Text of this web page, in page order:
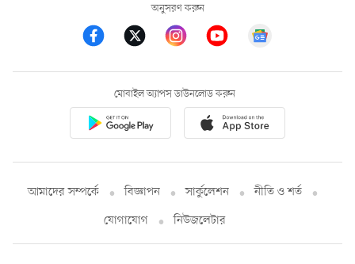
অনুসরণ করুন
মোবাইল অ্যাপস ডাউনলোড করুন
আমাদের সম্পর্কে বিজ্ঞাপন সার্কুলেশন
নীতি ও শর্ত
যোগাযোগ
নিউজলেটার